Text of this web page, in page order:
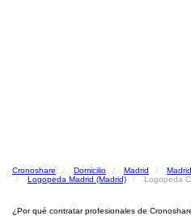
Cronoshare Domicilio Madrid
Logopeda Madrid (Madrid)
Logopeda
¿Por qué contratar profesionales de